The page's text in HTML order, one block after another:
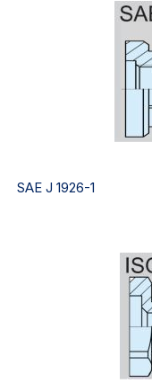
SAE J 1926-1